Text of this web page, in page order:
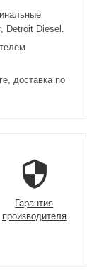
Detroit Diesel.
доставка по
Гарантия
производителя